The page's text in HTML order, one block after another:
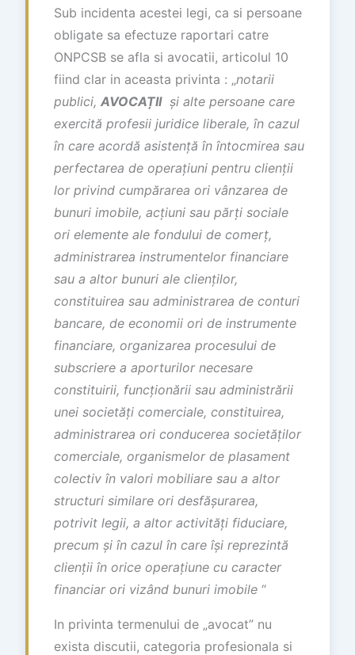
Sub incidenta acestei legi, ca si persoane
obligate sa efectuze raportari catre
ONPCSB se afla si avocatii, articolul 10
fiind clar in aceasta privinta : „notarii
publici, AVOCAȚII și alte persoane care
exercită profesii juridice liberale, în cazul
în care acordă asistență în întocmirea sau
perfectarea de operațiuni pentru clienții
lor privind cumpărarea ori vânzarea de
bunuri imobile, acțiuni sau părți sociale
ori elemente ale fondului de comerț,
administrarea instrumentelor financiare
sau a altor bunuri ale clienților,
constituirea sau administrarea de conturi
bancare, de economii ori de instrumente
financiare, organizarea procesului de
subscriere a aporturilor necesare
constituirii, funcționării sau administrării
unei societăți comerciale, constituirea,
administrarea ori conducerea societăților
comerciale, organismelor de plasament
colectiv în valori mobiliare sau a altor
structuri similare ori desfășurarea,
potrivit legii, a altor activități fiduciare,
precum și în cazul în care își reprezintă
clienții în orice operațiune cu caracter
financiar ori vizând bunuri imobile “
In privinta termenului de „avocat” nu
exista discutii, categoria profesionala si